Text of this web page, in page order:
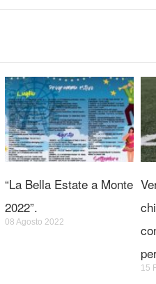
“La Bella Estate a Monte
2022”.
08 Agosto 2022
15